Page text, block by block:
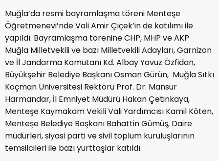
Muğla’da resmi bayramlaşma töreni Menteşe
Öğretmenevi’nde Vali Amir Çiçek’in de katılımı ile
yapıldı. Bayramlaşma törenine CHP, MHP ve AKP
Muğla Milletvekili ve bazı Milletvekili Adayları, Garnizon
ve İl Jandarma Komutanı Kd. Albay Yavuz Özfidan,
Büyükşehir Belediye Başkanı Osman Gürün, Muğla Sıtkı
Koçman Üniversitesi Rektörü Prof. Dr. Mansur
Harmandar, İl Emniyet Müdürü Hakan Çetinkaya,
Menteşe Kaymakam Vekili Vali Yardımcısı Kamil Köten,
Menteşe Belediye Başkanı Bahattin Gümüş, Daire
müdürleri, siyasi parti ve sivil toplum kuruluşlarının
temsilcileri ile bazı yurttaşlar katıldı.